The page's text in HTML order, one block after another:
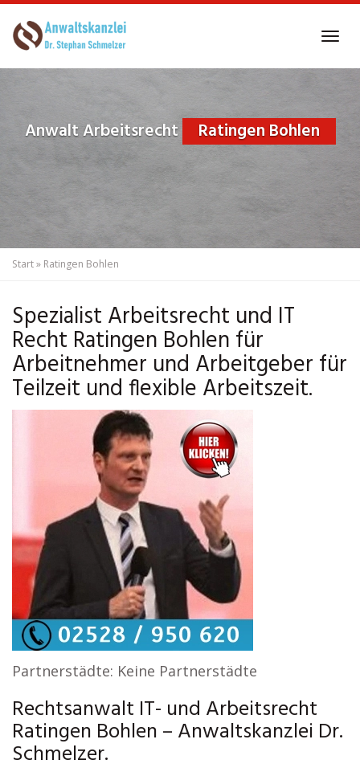
to
Anwalt Arbeitsrecht Ratingen Bohlen
Start» Ratingen Bohlen
Spezialist Arbeitsrecht und IT
Recht Ratingen Bohlen für
Arbeitnehmer und Arbeitgeber für
Teilzeit und flexible Arbeitszeit.
Partnerstädte: Keine Partnerstädte
Rechtsanwalt IT- und Arbeitsrecht
Ratingen Bohlen – Anwaltskanzlei Dr.
Schmelzer.